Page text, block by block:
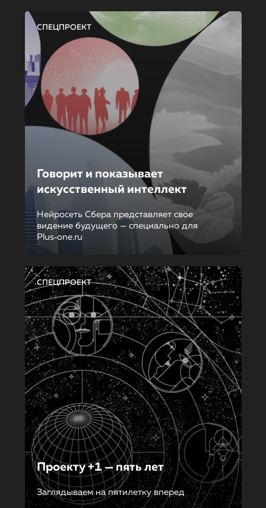
СПЕЦПРОЕКТ
Говорит и показывает
искусственный интеллект
Нейросеть Сбера представляет свое
видение будущего — специально для
Plus‑one.ru
СПЕЦПРОЕКТ
Проекту +1 — пять лет
Заглядываем на пятилетку вперед